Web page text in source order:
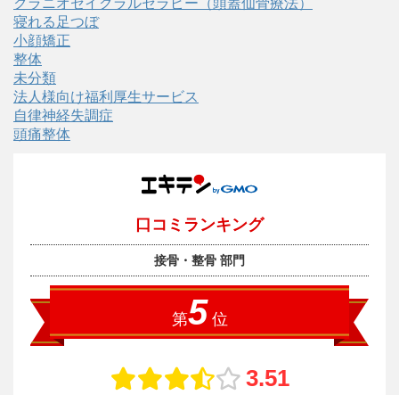
寝れる足つぼ
小顔矯正
整体
未分類
法人様向け福利厚生サービス
自律神経失調症
頭痛整体